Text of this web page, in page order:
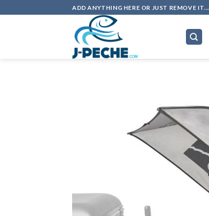
to
ADD ANYTHING HERE OR JUST REMOVE IT...